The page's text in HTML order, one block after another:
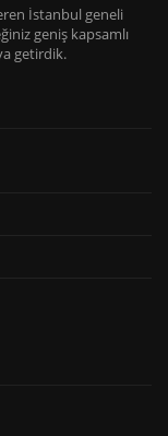
İstanbul geneli
geniş kapsamlı
getirdik.